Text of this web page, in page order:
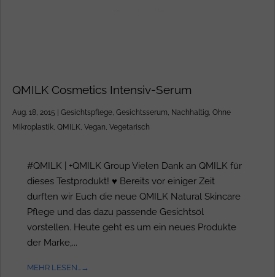
QMILK Cosmetics Intensiv-Serum
Aug. 18, 2015 Gesichtspflege, Gesichtsserum, Nachhaltig, Ohne
Mikroplastik, QMILK, Vegan, Vegetarisch
#QMILK | +QMILK Group Vielen Dank an QMILK für
dieses Testprodukt! ♥ Bereits vor einiger Zeit
durften wir Euch die neue QMILK Natural Skincare
Pflege und das dazu passende Gesichtsöl
vorstellen. Heute geht es um ein neues Produkte
der Marke,...
MEHR LESEN...